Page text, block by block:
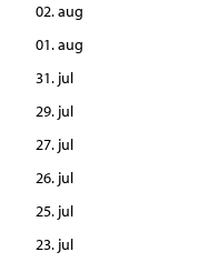
02. aug
01. aug
31. jul
29. jul
27. jul
26. jul
25. jul
23. jul